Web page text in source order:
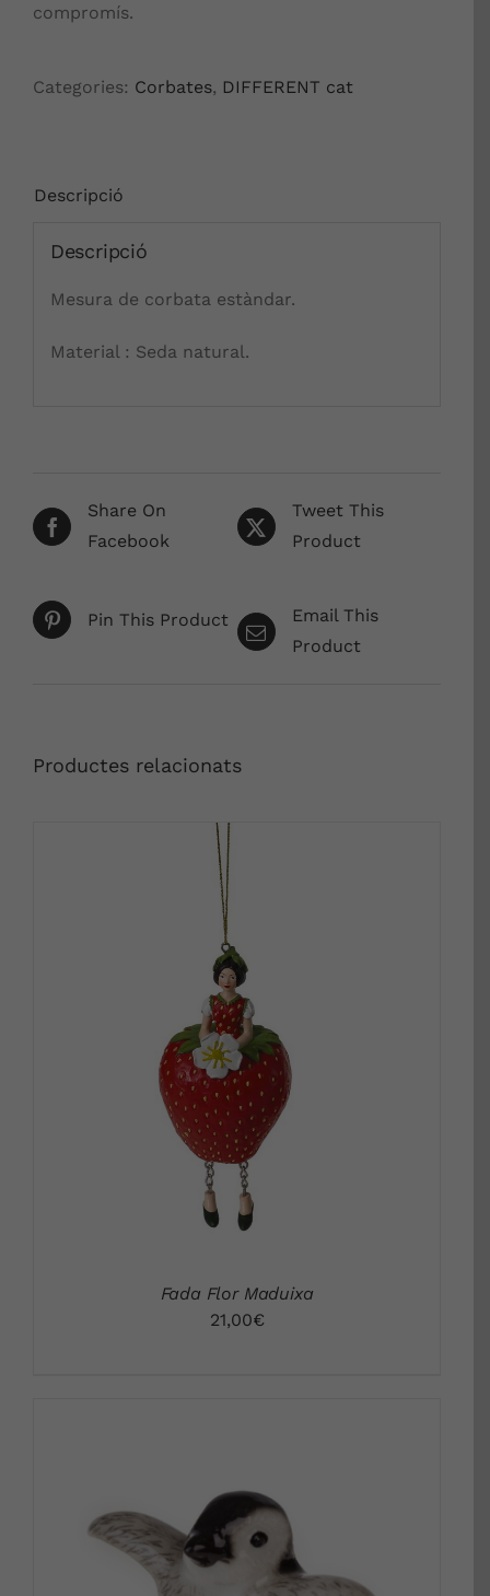
compromís.
Categories: Corbates, DIFFERENT cat
Descripció
Descripció
Mesura de corbata estàndar.
Material : Seda natural.
Share On
Facebook
Tweet This
Product
Pin This Product
Email This
Product
Productes relacionats
DETALLS
Fada Flor Maduixa
21,00€